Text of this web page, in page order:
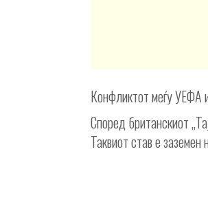
Конфликтот меѓу УЕФА
Според британскиот
Таквиот став е